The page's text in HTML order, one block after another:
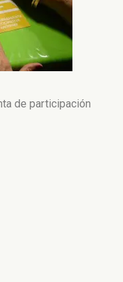
de participación